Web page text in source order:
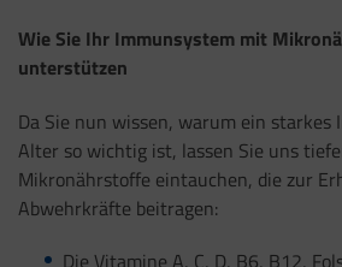
Wie Sie Ihr Immunsystem mit
unterstützen
Da Sie nun wissen, warum ein starkes
Alter so wichtig ist, lassen Sie uns
Mikronährstoffe eintauchen, die zur
Abwehrkräfte beitragen: